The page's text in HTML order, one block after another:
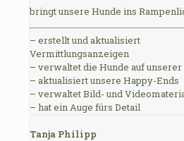
bringt unsere Hunde ins
– erstellt und aktualisiert
Vermittlungsanzeigen
– verwaltet die Hunde auf
– aktualisiert unsere Happy-Ends
– verwaltet Bild- und
– hat ein Auge fürs Detail
Tanja Philipp